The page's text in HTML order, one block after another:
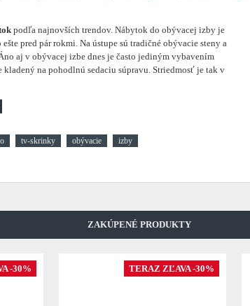
podľa najnovších trendov. Nábytok do obývacej izby je
pred pár rokmi. Na ústupe sú tradičné obývacie steny a
aj v obývacej izbe dnes je často jediným vybavením
na pohodlnú sedaciu súpravu. Striedmosť je tak v
tv-skrinky obývacie izby
ZAKÚPENÉ PRODUKTY
-30% TERAZ ZĽAVA -30%